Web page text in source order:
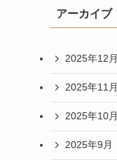
アーカイブ
2025年12月
2025年11月
2025年10月
2025年9月